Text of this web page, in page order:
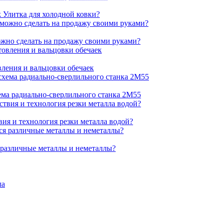
для холодной ковки?
сделать на продажу своими руками?
и вальцовки обечаек
радиально-сверлильного станка 2М55
и технология резки металла водой?
металлы и неметаллы?